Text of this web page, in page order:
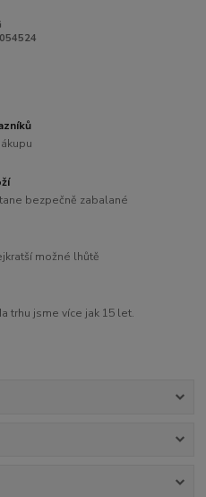
bezpečně zabalané
možné lhůtě
trhu jsme více jak 15 let.